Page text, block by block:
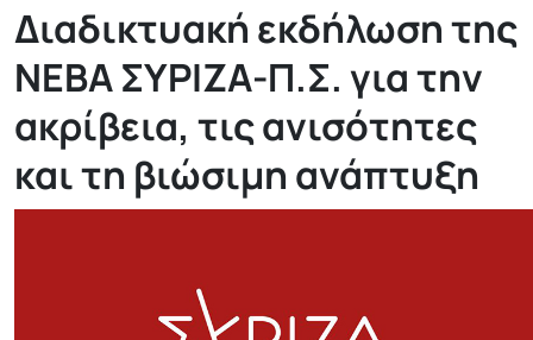
Διαδικτυακή εκδήλωση της
ΝΕΒΑ ΣΥΡΙΖΑ-Π.Σ. για την
ακρίβεια, τις ανισότητες
και τη βιώσιμη ανάπτυξη